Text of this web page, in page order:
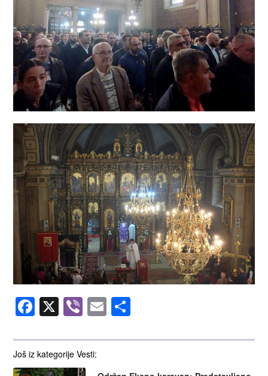
Još iz kategorije Vesti:
Facebook
X Viber
Email